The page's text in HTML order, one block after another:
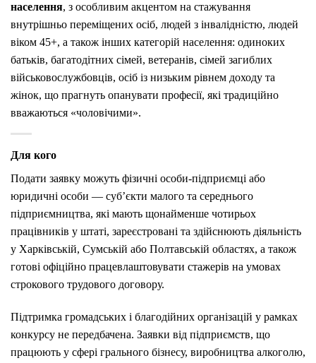
населення, з особливим акцентом на стажування
внутрішньо переміщених осіб, людей з інвалідністю, людей
віком 45+, а також інших категорій населення: одиноких
батьків, багатодітних сімей, ветеранів, сімей загиблих
військовослужбовців, осіб із низьким рівнем доходу та
жінок, що прагнуть опанувати професії, які традиційно
вважаються «чоловічими».
Для кого
Подати заявку можуть фізичні особи-підприємці або
юридичні особи — суб’єкти малого та середнього
підприємництва, які мають щонайменше чотирьох
працівників у штаті, зареєстровані та здійснюють діяльність
у Харківській, Сумській або Полтавській областях, а також
готові офіційно працевлаштовувати стажерів на умовах
строкового трудового договору.
Підтримка громадських і благодійних організацій у рамках
конкурсу не передбачена. Заявки від підприємств, що
працюють у сфері грального бізнесу, виробництва алкоголю,